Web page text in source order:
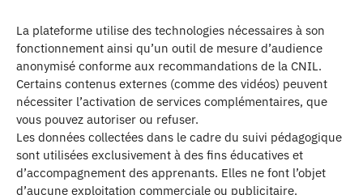
La plateforme utilise des technologies nécessaires à son
fonctionnement ainsi qu’un outil de mesure d’audience
anonymisé conforme aux recommandations de la CNIL.
Certains contenus externes (comme des vidéos) peuvent
nécessiter l’activation de services complémentaires, que
vous pouvez autoriser ou refuser.
Les données collectées dans le cadre du suivi pédagogique
sont utilisées exclusivement à des fins éducatives et
d’accompagnement des apprenants. Elles ne font l’objet
d’aucune exploitation commerciale ou publicitaire.
Suivez-nous
| Les contenus publiés sur ce site sont